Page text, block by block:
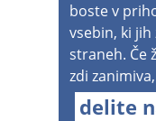
boste v
vsebin, ki
straneh. Če
zdi
delite